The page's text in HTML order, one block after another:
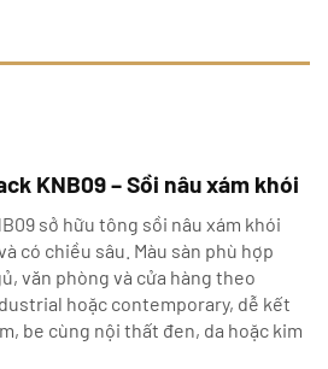
KNB09 – Sồi nâu xám khói
sở hữu tông sồi nâu xám khói
có chiều sâu. Màu sàn phù hợp
văn phòng và cửa hàng theo
hoặc contemporary, dễ kết
be cùng nội thất đen, da hoặc kim